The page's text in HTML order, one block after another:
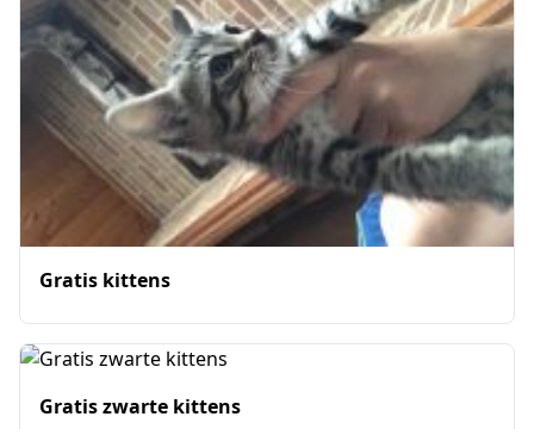
Gratis kittens
Gratis zwarte kittens